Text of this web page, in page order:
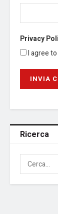
Privacy
I agree
Ricerca